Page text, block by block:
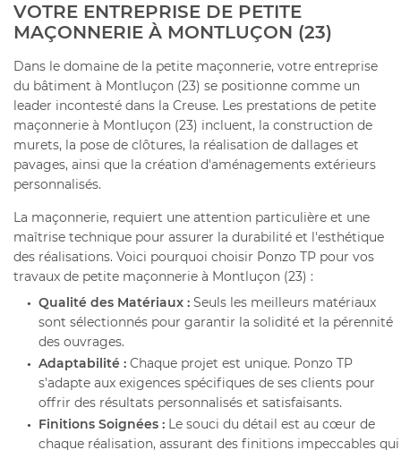
VOTRE ENTREPRISE DE PETITE
MAÇONNERIE À MONTLUÇON (23)
Dans le domaine de la petite maçonnerie, votre entreprise
du bâtiment à Montluçon (23) se positionne comme un
leader incontesté dans la Creuse. Les prestations de petite
maçonnerie à Montluçon (23) incluent, la construction de
murets, la pose de clôtures, la réalisation de dallages et
pavages, ainsi que la création d'aménagements extérieurs
personnalisés.
La maçonnerie, requiert une attention particulière et une
maîtrise technique pour assurer la durabilité et l'esthétique
des réalisations. Voici pourquoi choisir Ponzo TP pour vos
travaux de petite maçonnerie à Montluçon (23) :
Qualité des Matériaux : Seuls les meilleurs matériaux
sont sélectionnés pour garantir la solidité et la pérennité
des ouvrages.
Adaptabilité : Chaque projet est unique. Ponzo TP
s'adapte aux exigences spécifiques de ses clients pour
offrir des résultats personnalisés et satisfaisants.
Finitions Soignées : Le souci du détail est au cœur de
chaque réalisation, assurant des finitions impeccables qui